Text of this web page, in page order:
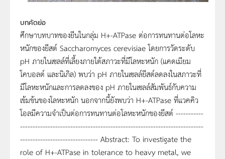
บทคัดย่อ
ศึกษาบทบาทของยีนในกลุ่ม H+-ATPase ต่อการทนทานต่อโลหะ
หนักของยีสต์ Saccharomyces cerevisiae โดยการวัดระดับ
pH ภายในเซลล์ที่เลี้ยงภายใต้สภาวะที่มีโลหะหนัก (แคดเมียม
โคบอลต์ และนิเกิล) พบว่า pH ภายในเซลล์ยีสต์ลดลงในสภาวะที่
มีโลหะหนักและการลดลงของ pH ภายในเซลล์สัมพันธ์กับความ
เข้มข้นของโลหะหนัก นอกจากนี้ยังพบว่า H+-ATPase ที่แวคคิว
โอลมีความจำเป็นต่อการทนทานต่อโลหะหนักของยีสต์ -----------
-------------------------------------------------------------------------
------------------------------- Abstract: To investigate the
role of H+-ATPase in tolerance to heavy metal, we